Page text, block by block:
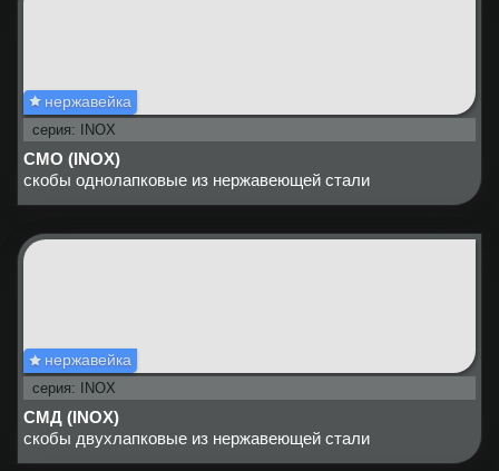
нержавейка
серия: INOX
СМО (INOX)
скобы однолапковые из нержавеющей стали
нержавейка
серия: INOX
СМД (INOX)
скобы двухлапковые из нержавеющей стали